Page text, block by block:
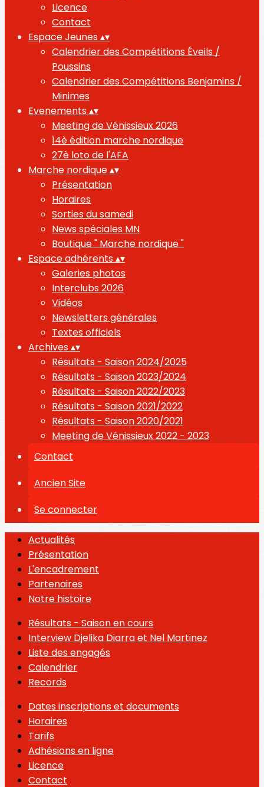
Licence
Contact
Espace Jeunes▴▾
Calendrier des Compétitions Éveils /
Poussins
Calendrier des Compétitions Benjamins /
Minimes
Evenements▴▾
Meeting de Vénissieux 2026
14è édition marche nordique
27è loto de l'AFA
Marche nordique▴▾
Présentation
Horaires
Sorties du samedi
News spéciales MN
Boutique " Marche nordique "
Espace adhérents▴▾
Galeries photos
Interclubs 2026
Vidéos
Newsletters générales
Textes officiels
Archives▴▾
Résultats - Saison 2024/2025
Résultats - Saison 2023/2024
Résultats - Saison 2022/2023
Résultats - Saison 2021/2022
Résultats - Saison 2020/2021
Meeting de Vénissieux 2022 - 2023
Contact
Ancien Site
Se connecter
Actualités
Présentation
L'encadrement
Partenaires
Notre histoire
Résultats - Saison en cours
Interview Djelika Diarra et Nel Martinez
Liste des engagés
Calendrier
Records
Dates inscriptions et documents
Horaires
Tarifs
Adhésions en ligne
Licence
Contact